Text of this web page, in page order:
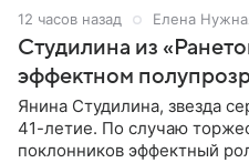
12 часов назад Елена
Студилина из
эффектном
Янина Студилина, звезда
41-летие. По случаю
поклонников эффектный